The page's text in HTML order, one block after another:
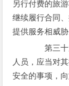
另行付费的旅
继续履行合同
提供服务相威胁
第三十
人员，应当对
安全的事项，